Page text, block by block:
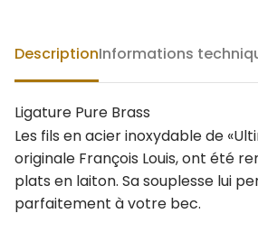
DescriptionInformations
Ligature Pure Brass
Les fils en acier inoxydable de
originale François Louis, ont été
plats en laiton. Sa souplesse lui
parfaitement à votre bec.